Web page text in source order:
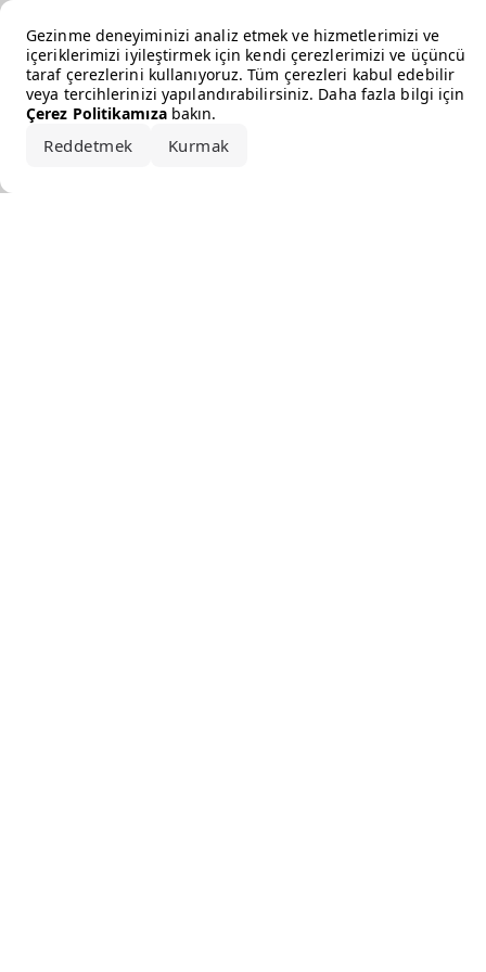
Gezinme deneyiminizi analiz etmek ve hizmetlerimizi ve
içeriklerimizi iyileştirmek için kendi çerezlerimizi ve üçüncü
taraf çerezlerini kullanıyoruz. Tüm çerezleri kabul edebilir
veya tercihlerinizi yapılandırabilirsiniz. Daha fazla bilgi için
Çerez Politikamızabakın.
Reddetmek Kurmak
Error loading the brand